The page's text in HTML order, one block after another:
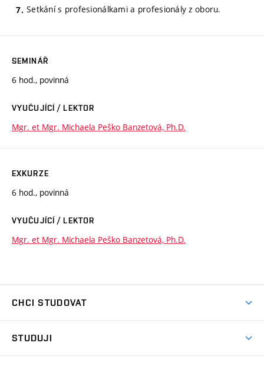
Setkání s profesionálkami a profesionály z oboru.
SEMINÁŘ
6 hod., povinná
VYUČUJÍCÍ / LEKTOR
Mgr. et Mgr. Michaela Peško Banzetová, Ph.D.
EXKURZE
6 hod., povinná
VYUČUJÍCÍ / LEKTOR
Mgr. et Mgr. Michaela Peško Banzetová, Ph.D.
CHCI STUDOVAT
STUDUJI